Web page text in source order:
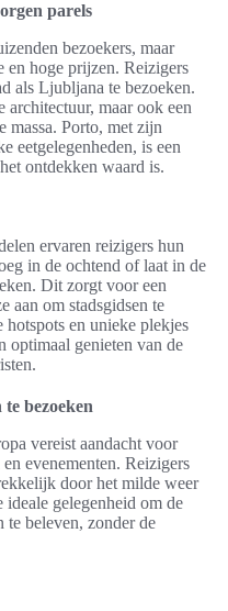
parels
bezoekers, maar
hoge prijzen. Reizigers
als Ljubljana te bezoeken.
architectuur, maar ook een
massa. Porto, met zijn
eetgelegenheden, is een
ontdekken waard is.
ervaren reizigers hun
in de ochtend of laat in de
Dit zorgt voor een
aan om stadsgidsen te
en unieke plekjes
optimaal genieten van de
bezoeken
vereist aandacht voor
evenementen. Reizigers
door het milde weer
gelegenheid om de
te beleven, zonder de